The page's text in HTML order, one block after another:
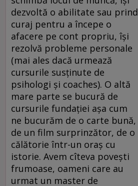
dezvoltă o abilitate sau prind
curaj pentru a începe o
afacere pe cont propriu, își
rezolvă probleme personale
(mai ales dacă urmează
cursurile susținute de
psihologi și coaches). O altă
mare parte se bucură de
cursurile fundației așa cum
ne bucurăm de o carte bună,
de un film surprinzător, de o
călătorie într-un oraș cu
istorie. Avem cîteva povești
frumoase, oameni care au
urmat un master de